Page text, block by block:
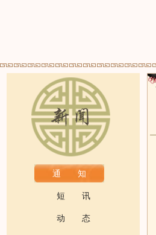
通 知
短 讯
动 态